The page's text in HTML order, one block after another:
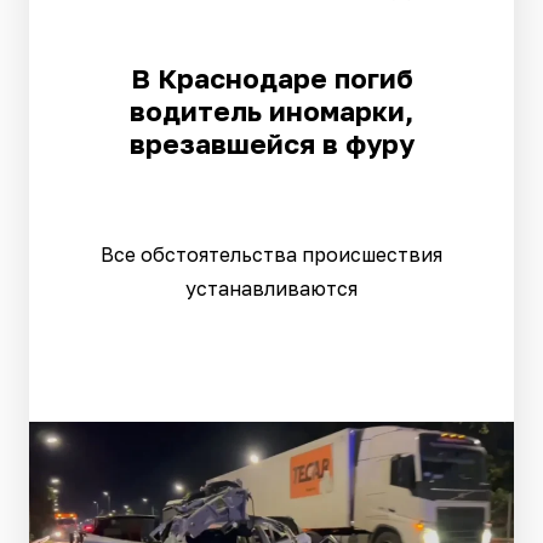
В Краснодаре погиб
водитель иномарки,
врезавшейся в фуру
Все обстоятельства происшествия
устанавливаются